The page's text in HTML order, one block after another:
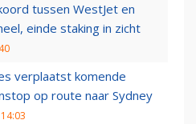
tussen WestJet en
einde staking in zicht
verplaatst komende
op route naar Sydney